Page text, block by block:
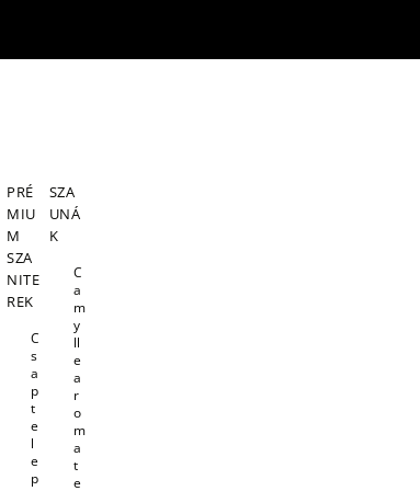
PRÉ
MIU
M
SZA
NITE
REK
C
s
a
p
t
e
l
e
p
SZA
UNÁ
K
C
a
m
y
ll
e
a
r
o
m
a
t
e